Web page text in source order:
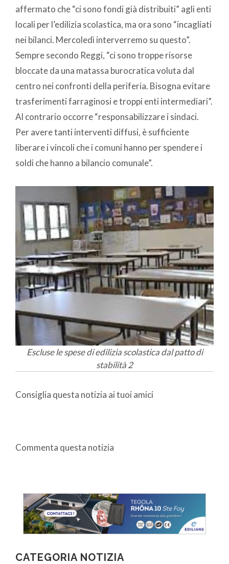
affermato che “ci sono fondi già distribuiti” agli enti
locali per l’edilizia scolastica, ma ora sono “incagliati
nei bilanci. Mercoledì interverremo su questo”.
Sempre secondo Reggi, “ci sono troppe risorse
bloccate da una matassa burocratica voluta dal
centro nei confronti della periferia. Bisogna evitare
trasferimenti farraginosi e troppi enti intermediari”.
Al contrario occorre “responsabilizzare i sindaci.
Per avere tanti interventi diffusi, è sufficiente
liberare i vincoli che i comuni hanno per spendere i
soldi che hanno a bilancio comunale”.
Escluse le spese di edilizia scolastica dal patto di
stabilità 2
Consiglia questa notizia ai tuoi amici
Commenta questa notizia
CATEGORIA NOTIZIA